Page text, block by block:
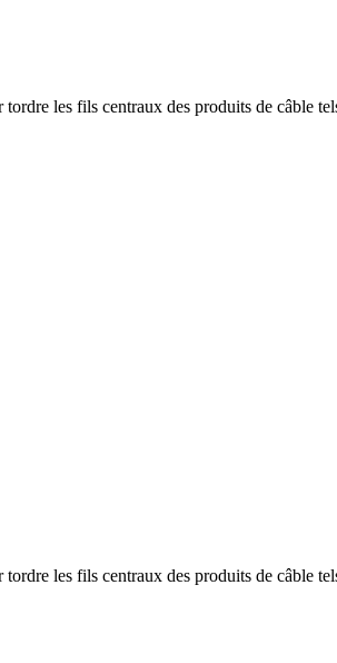
les fils centraux des produits de câble
les fils centraux des produits de câble